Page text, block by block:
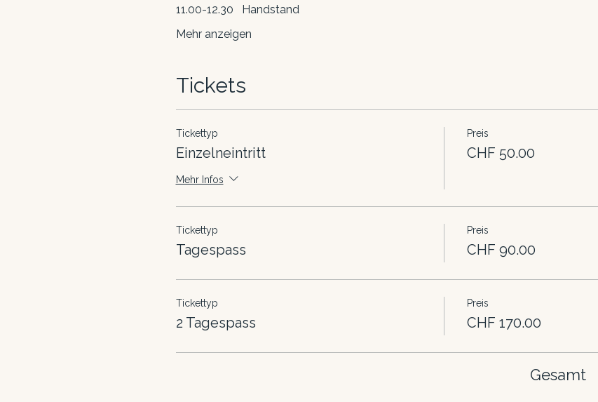
11.00-12.30   Handstand
Mehr anzeigen
Tickets
Tickettyp
Einzelneintritt
Mehr Infos
Preis
CHF 50.00
Tickettyp
Tagespass
Preis
CHF 90.00
Tickettyp
2 Tagespass
Preis
CHF 170.00
Gesamt